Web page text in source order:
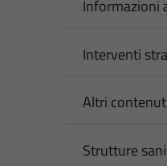
Informazioni
Interventi
Altri
Strutture